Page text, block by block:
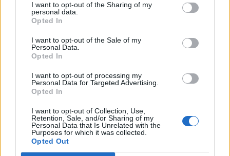
I want to opt-out of the Sharing of my
personal data.
Opted In
I want to opt-out of the Sale of my
Personal Data.
Opted In
I want to opt-out of processing my
Personal Data for Targeted Advertising.
Opted In
I want to opt-out of Collection, Use,
Retention, Sale, and/or Sharing of my
Personal Data that Is Unrelated with the
Purposes for which it was collected.
Opted Out